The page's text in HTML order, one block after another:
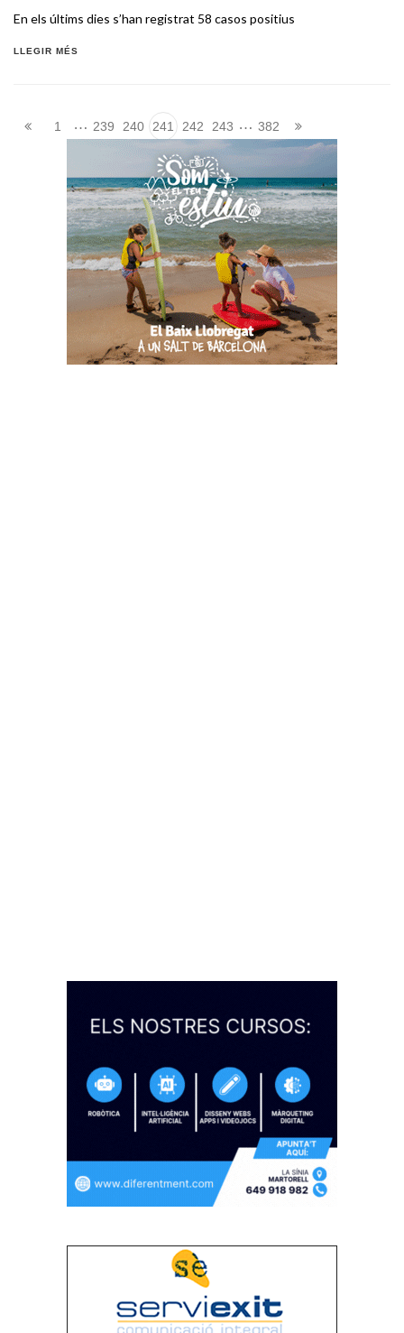
En els últims dies s’han registrat 58 casos positius
LLEGIR MÉS
1 … 239 240 241 242 243 … 382